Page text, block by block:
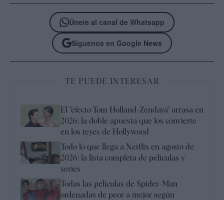
Únete al canal de Whatsapp
Síguenos en Google News
TE PUEDE INTERESAR
El "efecto Tom Holland-Zendaya" arrasa en
2026: la doble apuesta que los convierte
en los reyes de Hollywood
Todo lo que llega a Netflix en agosto de
2026: la lista completa de películas y
series
Todas las películas de Spider-Man
ordenadas de peor a mejor según